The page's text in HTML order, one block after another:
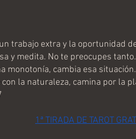
un trabajo extra y la oportunidad
y medita. No te preocupes tanto.
monotonía, cambia esa situación.
con la naturaleza, camina por la
1ª TIRADA DE TAROT